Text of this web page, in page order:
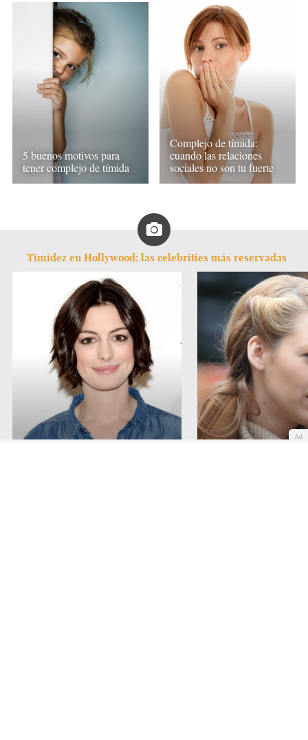
5 buenos motivos para
tener complejo de tímida
Complejo de tímida:
cuando las relaciones
sociales no son tu fuerte
Timidez en Hollywood: las celebrities más reservadas
Ad